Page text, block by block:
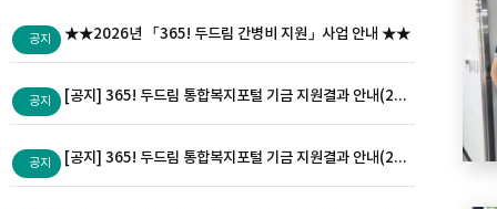
공지 ★★2026년 「365! 두드림 간병비 지원」사업 안내 ★★
공지 [공지] 365! 두드림 통합복지포털 기금 지원결과 안내(2026년 6월)
공지 [공지] 365! 두드림 통합복지포털 기금 지원결과 안내(2026년 5월)